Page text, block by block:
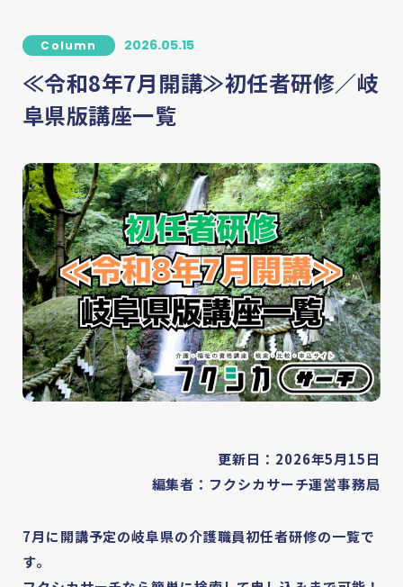
Column 2026.05.15
≪令和8年7月開講≫初任者研修／岐
阜県版講座一覧
更新日：2026年5月15日
編集者：フクシカサーチ運営事務局
7月に開講予定の岐阜県の介護職員初任者研修の一覧で
す。